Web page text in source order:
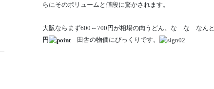
らにそのボリュームと値段に驚かされます。
大阪ならまず600～700円が相場の肉うどん。な な なんと
円 田舎の物価にびっくりです。